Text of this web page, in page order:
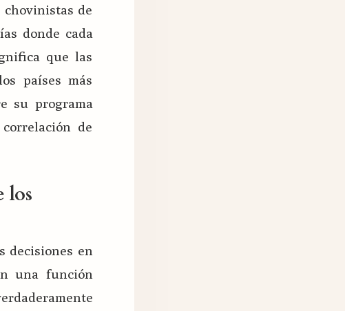
de
donde cada
que las
países más
su programa
de
los
decisiones en
una función